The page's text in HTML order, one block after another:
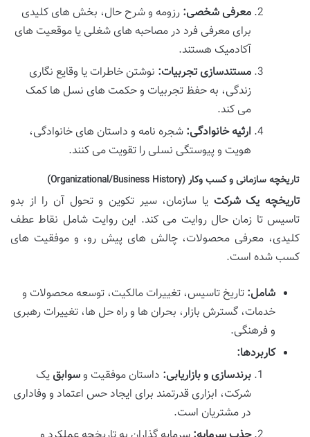
معرفی شخصی: رزومه و شرح حال، بخش های کلیدی
برای معرفی فرد در مصاحبه های شغلی یا موقعیت های
آکادمیک هستند.
مستندسازی تجربیات: نوشتن خاطرات یا وقایع نگاری
زندگی، به حفظ تجربیات و حکمت های نسل ها کمک
می کند.
ارثیه خانوادگی: شجره نامه و داستان های خانوادگی،
هویت و پیوستگی نسلی را تقویت می کنند.
تاریخچه سازمانی و کسب وکار (Organizational/Business History)
تاریخچه یک شرکت یا سازمان، سیر تکوین و تحول آن را از بدو
تاسیس تا زمان حال روایت می کند. این روایت شامل نقاط عطف
کلیدی، معرفی محصولات، چالش های پیش رو، و موفقیت های
کسب شده است.
شامل: تاریخ تاسیس، تغییرات مالکیت، توسعه محصولات و
خدمات، گسترش بازار، بحران ها و راه حل ها، تغییرات رهبری
و فرهنگی.
کاربردها:
برندسازی و بازاریابی: داستان موفقیت وسوابق یک
شرکت، ابزاری قدرتمند برای ایجاد حس اعتماد و وفاداری
در مشتریان است.